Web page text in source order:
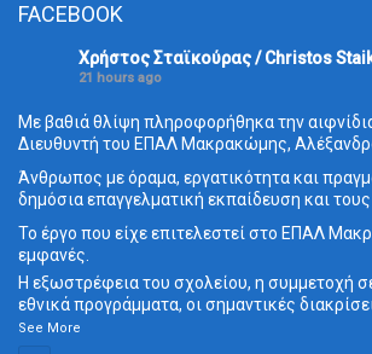
FACEBOOK
Χρήστος Σταϊκούρας / Christos
21 hours ago
Με βαθιά θλίψη πληροφορήθηκα την
Διευθυντή του ΕΠΑΛ Μακρακώμης,
Άνθρωπος με όραμα, εργατικότητα και
δημόσια επαγγελματική εκπαίδευση και
Το έργο που είχε επιτελεστεί στο ΕΠΑΛ
εμφανές.
Η εξωστρέφεια του σχολείου, η συμμετοχή
εθνικά προγράμματα, οι σημαντικές
See More